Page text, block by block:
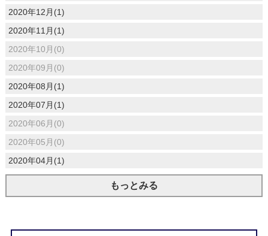
2020年12月(1)
2020年11月(1)
2020年10月(0)
2020年09月(0)
2020年08月(1)
2020年07月(1)
2020年06月(0)
2020年05月(0)
2020年04月(1)
もっとみる